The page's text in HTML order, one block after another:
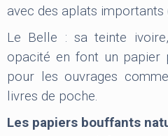
avec des aplats importants
Le Belle : sa teinte
opacité en font un papier
pour les ouvrages
livres de poche.
Les papiers bouffants